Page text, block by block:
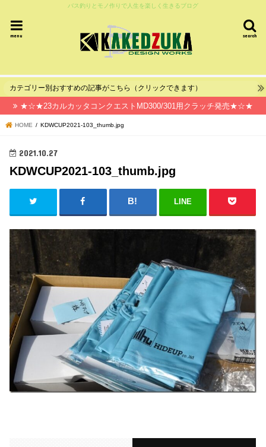
バス釣りとモノ作りで人生を楽しく生きるブログ
search
menu
カテゴリー別おすすめの記事がこちら（クリックできます）
★☆★23カルカッタコンクエストMD300/301用クラッチ発売★☆★
HOME KDWCUP2021-103_thumb.jpg
2021.10.27
KDWCUP2021-103_thumb.jpg
LINE